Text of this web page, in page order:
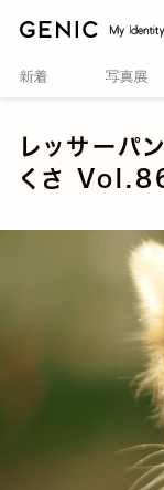
レッサーパ
くさ